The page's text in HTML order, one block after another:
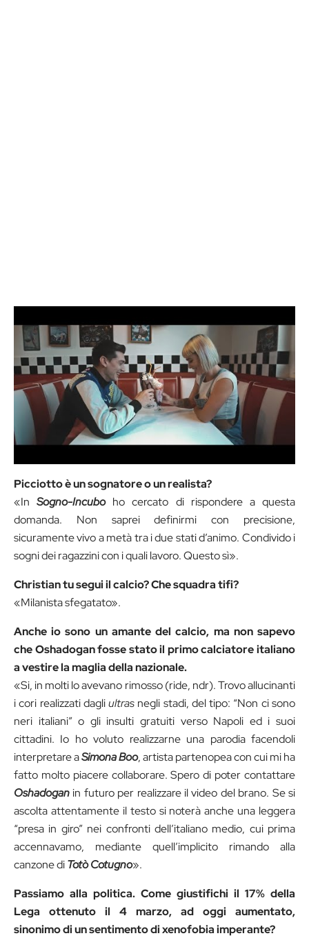
Picciotto è un sognatore o un realista?
«InSogno-Incuboho cercato di rispondere a questa
domanda. Non saprei definirmi con precisione,
sicuramente vivo a metà tra i due stati d’animo. Condivido i
sogni dei ragazzini con i quali lavoro. Questo sì».
Christian tu segui il calcio? Che squadra tifi?
«Milanista sfegatato».
Anche io sono un amante del calcio, ma non sapevo
che Oshadogan fosse stato il primo calciatore italiano
a vestire la maglia della nazionale.
«Si, in molti lo avevano rimosso (ride, ndr). Trovo allucinanti
i cori realizzati dagliultras negli stadi, del tipo: “Non ci sono
neri italiani” o gli insulti gratuiti verso Napoli ed i suoi
cittadini. Io ho voluto realizzarne una parodia facendoli
interpretare aSimona Boo, artista partenopea con cui mi ha
fatto molto piacere collaborare. Spero di poter contattare
Oshadogan in futuro per realizzare il video del brano. Se si
ascolta attentamente il testo si noterà anche una leggera
“presa in giro” nei confronti dell’italiano medio, cui prima
accennavamo, mediante quell’implicito rimando alla
canzone diTotò Cotugno».
Passiamo alla politica. Come giustifichi il 17% della
Lega ottenuto il 4 marzo, ad oggi aumentato,
sinonimo di un sentimento di xenofobia imperante?